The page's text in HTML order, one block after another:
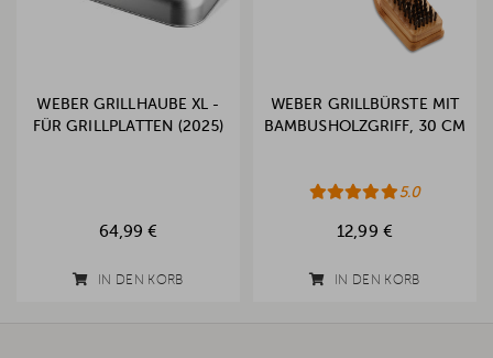
WEBER GRILLHAUBE XL -
FÜR GRILLPLATTEN (2025)
64,99 €
IN DEN KORB
WEBER GRILLBÜRSTE MIT
BAMBUSHOLZGRIFF, 30 CM
5.0
12,99 €
IN DEN KORB